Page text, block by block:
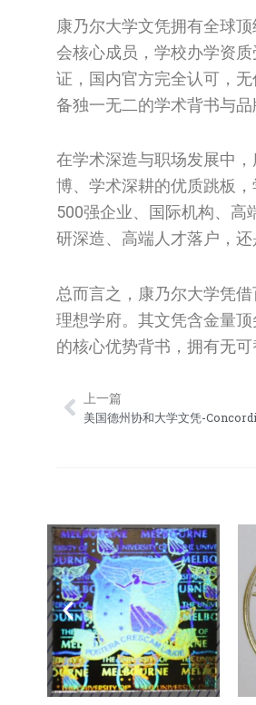
康乃尔大学文凭拥有全球顶
会核心成员，学校办学资
证，国内官方完全认可，
备独一无二的学术背书与
在学术深造与职场发展中
博、学术深耕的优质跳板
500强企业、国际机构、高
研深造、高端人才落户，
总而言之，康乃尔大学凭
理想学府。其文凭含金量
的核心优势背书，拥有无
Prev
上一篇
美国德州协和大学文凭-